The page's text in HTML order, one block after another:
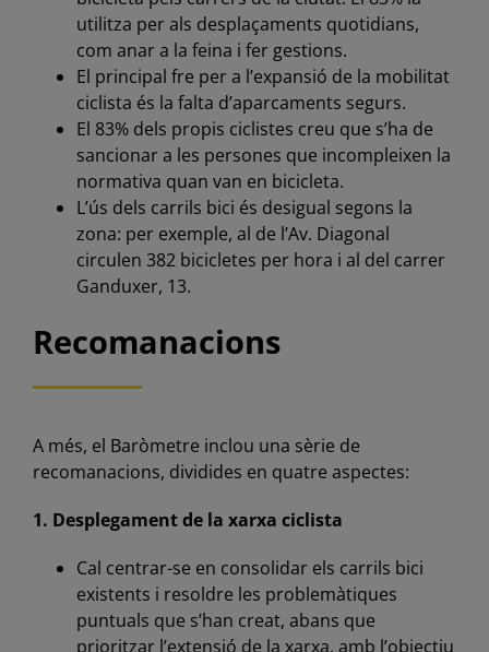
utilitza per als desplaçaments quotidians,
com anar a la feina i fer gestions.
El principal fre per a l’expansió de la mobilitat
ciclista és la falta d’aparcaments segurs.
El 83% dels propis ciclistes creu que s’ha de
sancionar a les persones que incompleixen la
normativa quan van en bicicleta.
L’ús dels carrils bici és desigual segons la
zona: per exemple, al de l’Av. Diagonal
circulen 382 bicicletes per hora i al del carrer
Ganduxer, 13.
Recomanacions
A més, el Baròmetre inclou una sèrie de
recomanacions, dividides en quatre aspectes:
1. Desplegament de la xarxa ciclista
Cal centrar-se en consolidar els carrils bici
existents i resoldre les problemàtiques
puntuals que s’han creat, abans que
prioritzar l’extensió de la xarxa, amb l’objectiu